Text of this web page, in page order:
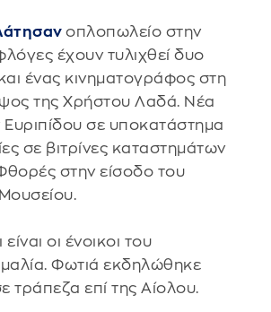
οπλοπωλείο στην
έχουν τυλιχθεί δυο
ένας κινηματογράφος στη
της Χρήστου Λαδά. Νέα
Ευριπίδου σε υποκατάστημα
σε βιτρίνες καταστημάτων
στην είσοδο του
οι ένοικοι του
Φωτιά εκδηλώθηκε
τράπεζα επί της Αίολου.